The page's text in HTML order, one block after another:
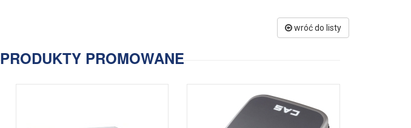
wróć do listy
PRODUKTY PROMOWANE